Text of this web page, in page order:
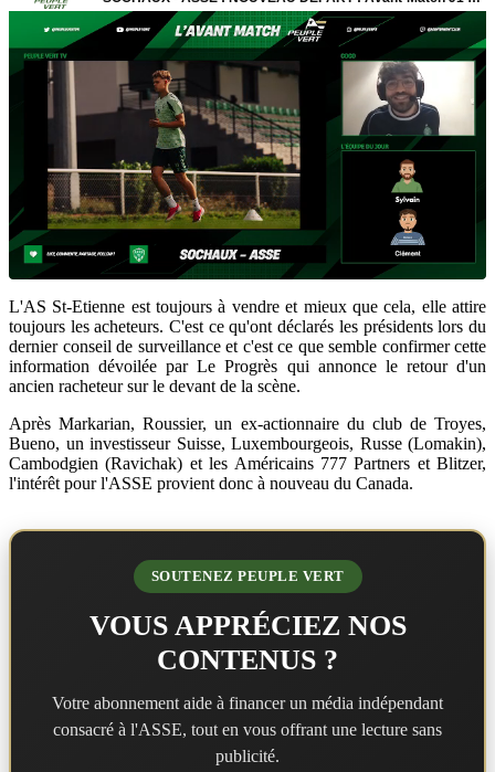
L'AS St-Etienne est toujours à vendre et mieux que cela, elle attire
toujours les acheteurs. C'est ce qu'ont déclarés les présidents lors du
dernier conseil de surveillance et c'est ce que semble confirmer cette
information dévoilée par Le Progrès qui annonce le retour d'un
ancien racheteur sur le devant de la scène.
Après Markarian, Roussier, un ex-actionnaire du club de Troyes,
Bueno, un investisseur Suisse, Luxembourgeois, Russe (Lomakin),
Cambodgien (Ravichak) et les Américains 777 Partners et Blitzer,
l'intérêt pour l'ASSE provient donc à nouveau du Canada.
SOUTENEZ PEUPLE VERT
VOUS APPRÉCIEZ NOS
CONTENUS ?
Votre abonnement aide à financer un média indépendant
consacré à l'ASSE, tout en vous offrant une lecture sans
publicité.